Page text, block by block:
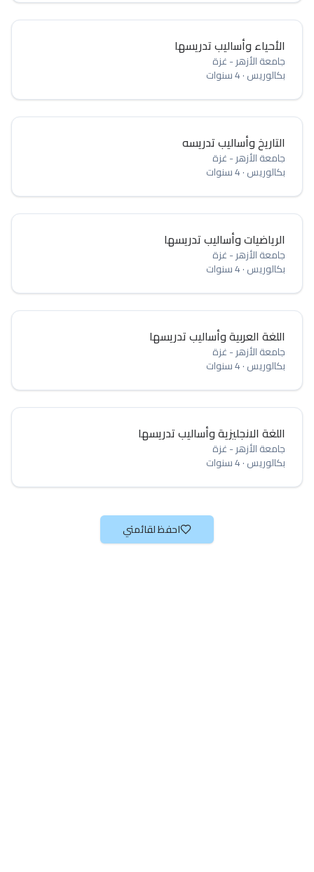
الأحياء وأساليب تدريسها
جامعة الأزهر - غزة
بكالوريس·4 سنوات
التاريخ وأساليب تدريسه
جامعة الأزهر - غزة
بكالوريس·4 سنوات
الرياضيات وأساليب تدريسها
جامعة الأزهر - غزة
بكالوريس·4 سنوات
اللغة العربية وأساليب تدريسها
جامعة الأزهر - غزة
بكالوريس·4 سنوات
اللغة الانجليزية وأساليب تدريسها
جامعة الأزهر - غزة
بكالوريس·4 سنوات
احفظ لقائمتي